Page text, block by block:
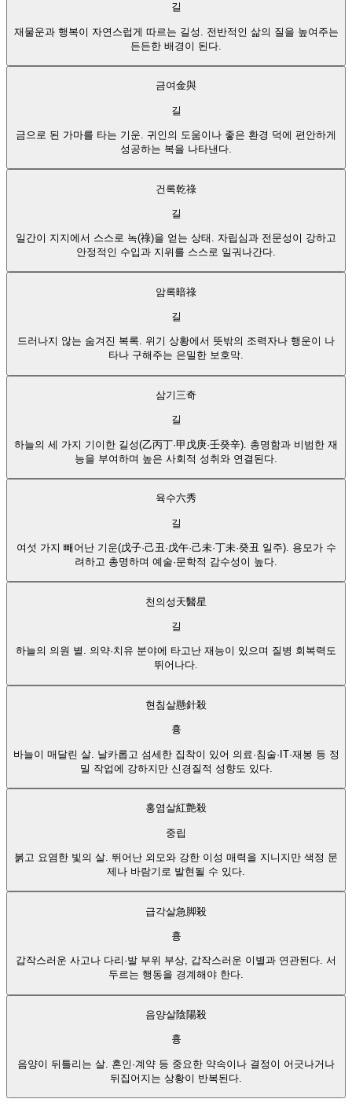
길
재물운과 행복이 자연스럽게 따르는 길성. 전반적인 삶의 질을 높여주는
든든한 배경이 된다.
금여金與
길
금으로 된 가마를 타는 기운. 귀인의 도움이나 좋은 환경 덕에 편안하게
성공하는 복을 나타낸다.
건록乾祿
길
일간이 지지에서 스스로 녹(祿)을 얻는 상태. 자립심과 전문성이 강하고
안정적인 수입과 지위를 스스로 일궈나간다.
암록暗祿
길
드러나지 않는 숨겨진 복록. 위기 상황에서 뜻밖의 조력자나 행운이 나
타나 구해주는 은밀한 보호막.
삼기三奇
길
하늘의 세 가지 기이한 길성(乙丙丁·甲戊庚·壬癸辛). 총명함과 비범한 재
능을 부여하며 높은 사회적 성취와 연결된다.
육수六秀
길
여섯 가지 빼어난 기운(戊子·己丑·戊午·己未·丁未·癸丑 일주). 용모가 수
려하고 총명하며 예술·문학적 감수성이 높다.
천의성 天醫星
길
하늘의 의원 별. 의약·치유 분야에 타고난 재능이 있으며 질병 회복력도
뛰어나다.
현침살懸針殺
흉
바늘이 매달린 살. 날카롭고 섬세한 집착이 있어 의료·침술·IT·재봉 등 정
밀 작업에 강하지만 신경질적 성향도 있다.
홍염살紅艶殺
중립
붉고 요염한 빛의 살. 뛰어난 외모와 강한 이성 매력을 지니지만 색정 문
제나 바람기로 발현될 수 있다.
급각살急脚殺
흉
갑작스러운 사고나 다리·발 부위 부상, 갑작스러운 이별과 연관된다. 서
두르는 행동을 경계해야 한다.
음양살陰陽殺
흉
음양이 뒤틀리는 살. 혼인·계약 등 중요한 약속이나 결정이 어긋나거나
뒤집어지는 상황이 반복된다.